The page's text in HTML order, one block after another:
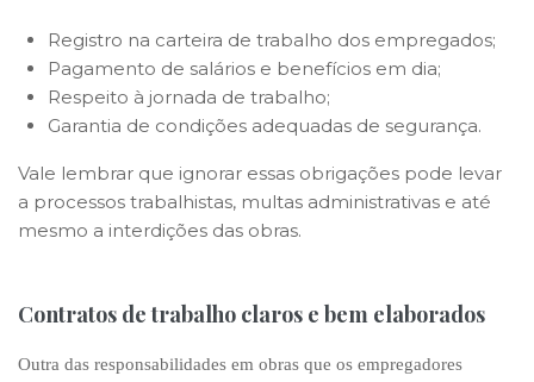
Registro na carteira de trabalho dos empregados;
Pagamento de salários e benefícios em dia;
Respeito à jornada de trabalho;
Garantia de condições adequadas de segurança.
Vale lembrar que ignorar essas obrigações pode levar
a processos trabalhistas, multas administrativas e até
mesmo a interdições das obras.
Contratos de trabalho claros e bem elaborados
Outra das responsabilidades em obras que os empregadores